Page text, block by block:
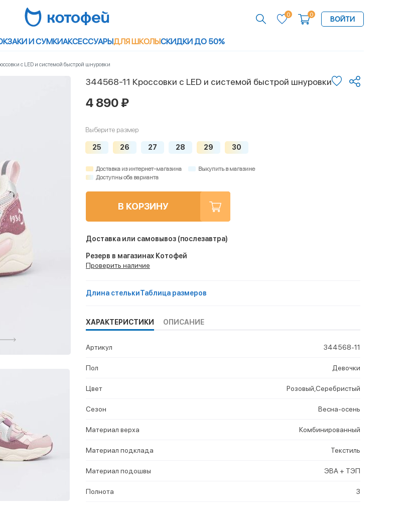
0 0
ВОЙТИ
И СУМКИАКСЕССУАРЫДЛЯ ШКОЛЫСКИДКИ ДО 50%
с LED и системой быстрой шнуровки
344568-11 Кроссовки с LED и системой быстрой шнуровки
4 890 ₽
Выберите размер
25 26 27 28 29 30
Доставка из интернет-магазина
Выкупить в магазине
Доступны оба варианта
В КОРЗИНУ
Доставка или самовывоз (послезавтра)
Резерв в магазинах Котофей
Проверить наличие
Длина стелькиТаблица размеров
ХАРАКТЕРИСТИКИ ОПИСАНИЕ
Артикул 344568-11
Пол Девочки
Цвет Розовый,Серебристый
Сезон Весна-осень
Материал верха Комбинированный
Материал подклада Текстиль
Материал подошвы ЭВА + ТЭП
Полнота 3